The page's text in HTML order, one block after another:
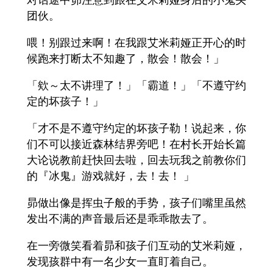
团伙。
喂！别跟过来啊！在我跟艾米莉娅正开心的时
候跑来打断太不知趣了，散会！散会！」
「欸～太不讲理了！」「霸道！」「不遵守约
定的坏孩子！」
「才不是不遵守约定的坏孩子勒！说起来，你
们不可以接近森林结界旁吧！在村长开始长篇
大论说教前赶快回去啦，回去玩我之前教你们
的『冰鬼』游戏就好，去！去！ 」
昴做出像是挥虫子般的手势，孩子们嘴里虽然
发出不满的声音最后还是乖乖散去了。
在一旁微笑看着昴和孩子们互动的艾米莉娅，
发现孩群中有一名少女一直盯着自己。